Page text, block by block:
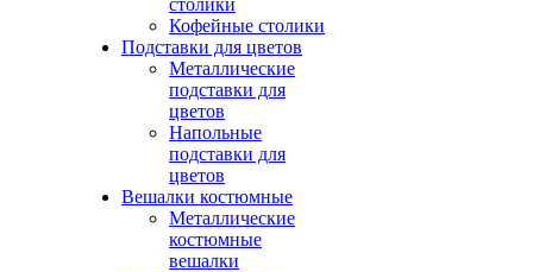
столики
Кофейные столики
Подставки для цветов
Металлические
подставки для
цветов
Напольные
подставки для
цветов
Вешалки костюмные
Металлические
костюмные
вешалки